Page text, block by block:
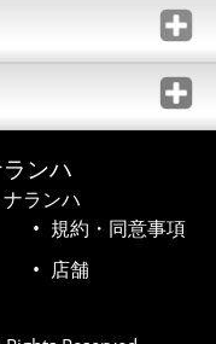
ンハ
ランハ
規約・同意事項
店舗